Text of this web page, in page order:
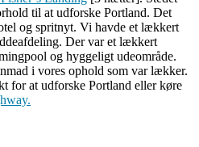
til at udforske Portland. Det
og spritnyt. Vi havde et lækkert
Der var et lækkert
og hyggeligt udeområde.
i vores ophold som var lækker.
for at udforske Portland eller køre